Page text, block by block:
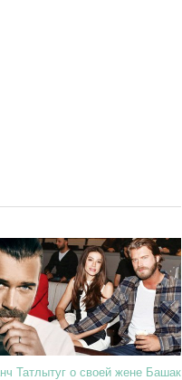
Татлытуг о своей жене Башак